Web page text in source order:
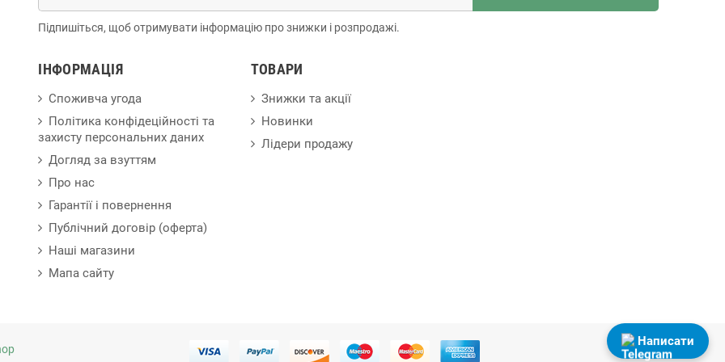
Підпишіться, щоб отримувати інформацію про знижки і розпродажі.
ІНФОРМАЦІЯ
Споживча угода
Політика конфідеційності та
захисту персональних даних
Догляд за взуттям
Про нас
Гарантії і повернення
Публічний договір (оферта)
Наші магазини
Мапа сайту
ТОВАРИ
Знижки та акції
Новинки
Лідери продажу
Написати